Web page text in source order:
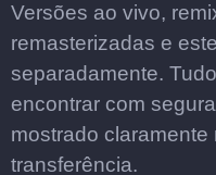
Versões ao vivo,
remasterizadas e
separadamente.
encontrar com
mostrado
transferência.